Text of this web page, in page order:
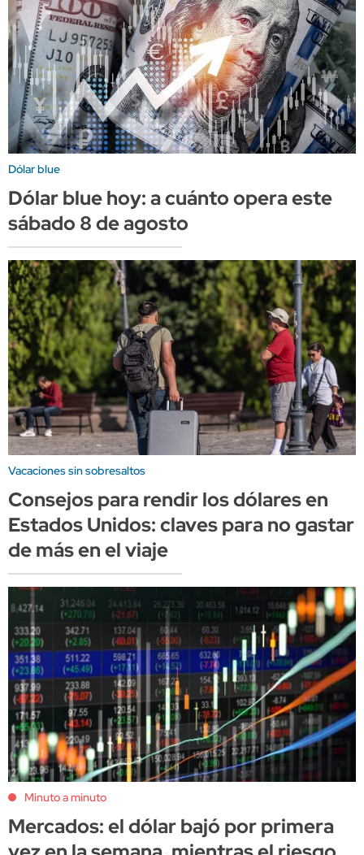
Dólar blue
Dólar blue hoy: a cuánto opera este
sábado 8 de agosto
Vacaciones sin sobresaltos
Consejos para rendir los dólares en
Estados Unidos: claves para no gastar
de más en el viaje
Minuto a minuto
Mercados: el dólar bajó por primera